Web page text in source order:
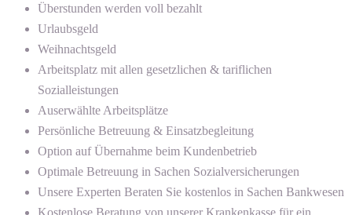
Überstunden werden voll bezahlt
Urlaubsgeld
Weihnachtsgeld
Arbeitsplatz mit allen gesetzlichen & tariflichen
Sozialleistungen
Auserwählte Arbeitsplätze
Persönliche Betreuung & Einsatzbegleitung
Option auf Übernahme beim Kundenbetrieb
Optimale Betreuung in Sachen Sozialversicherungen
Unsere Experten Beraten Sie kostenlos in Sachen Bankwesen
Kostenlose Beratung von unserer Krankenkasse für ein